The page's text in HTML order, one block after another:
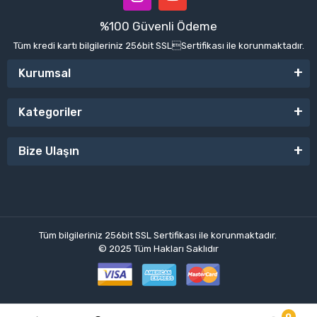
%100 Güvenli Ödeme
Tüm kredi kartı bilgileriniz 256bit SSLSertifikası ile korunmaktadır.
Kurumsal
Kategoriler
Bize Ulaşın
Tüm bilgileriniz 256bit SSL Sertifikası ile korunmaktadır.
© 2025 Tüm Hakları Saklıdır